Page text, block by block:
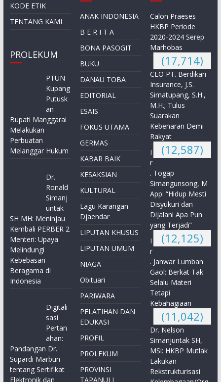
KODE ETIK
TENTANG KAMI
PROLEKUM
PTUN
Kupang
Putusk
an
Bupati Manggarai
Melakukan
Perbuatan
Melanggar Hukum
Dr.
Ronald
Simanj
untak
SH MH: Meninjau
Kembali PERBER 2
Menteri: Upaya
Melindungi
Kebebasan
Beragama di
Indonesia
Digitali
sasi
Pertan
ahan:
Pandangan Dr.
Supardi Marbun
tentang Sertifikat
Elektronik dan
ANAK INDONESIA
B E R I T A
BONA PASOGIT
BUKU
DANAU TOBA
EDITORIAL
ESAIS
FOKUS UTAMA
GERMAS
KABAR BAIK
KESAKSIAN
KULTURAL
Lagu Karangan
Djaendar
LIPUTAN KHUSUS
LIPUTAN UMUM
NIAGA
Obituari
PARIWARA
PELATIHAN DAN
EDUKASI
PROFIL
PROLEKUM
PROVINSI
TAPANULI
Calon Praeses
HKBP Periode
2020-2024 Serep
Marhobas
(17,714)
CEO PT. Berdikari
Insurance, J.S.
Simatupang, S.H.,
M.H.; Tulus
Suarakan
Kebenaran Demi
Rakyat
(12,587)
I
r
. Togap
Simangunsong, M
App: “Hidup Mesti
Disyukuri dan
Dijalani Apa Pun
yang Terjadi”
(12,125)
I
r
. Janwar Lumban
Gaol: Berkat Tak
Selalu Materi
Tetapi
Kebahagiaan
(11,042)
Dr. Nelson
Simanjuntak SH,
MSi: HKBP Mutlak
Lakukan
Rekstrukturisasi